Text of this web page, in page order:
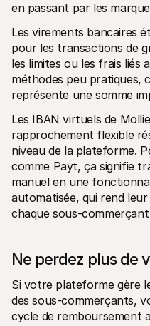
en passant par les
Les virements bancaires
pour les transactions de
les limites ou les frais liés
méthodes peu pratiques,
représente une somme
Les IBAN virtuels de
rapprochement flexible
niveau de la plateforme.
comme Payt, ça signifie
manuel en une
automatisée, qui rend
chaque sous-commerçant
Ne perdez plus de
Si votre plateforme gère
des sous-commerçants,
cycle de remboursement